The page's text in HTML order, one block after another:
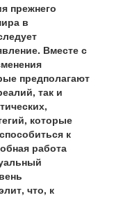
прежнего
в
Вместе с
предполагают
так и
которые
к
работа
что, к